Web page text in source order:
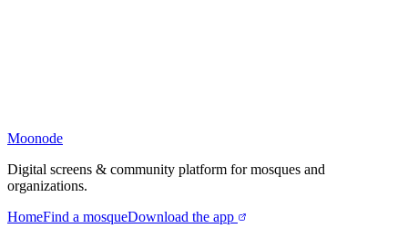
Moonode
Digital screens & community platform for mosques and
organizations.
HomeFind a mosqueDownload the app